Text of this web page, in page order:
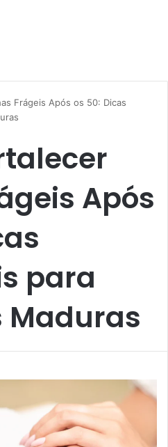
Frágeis Após os 50: Dicas
Após
para
Maduras